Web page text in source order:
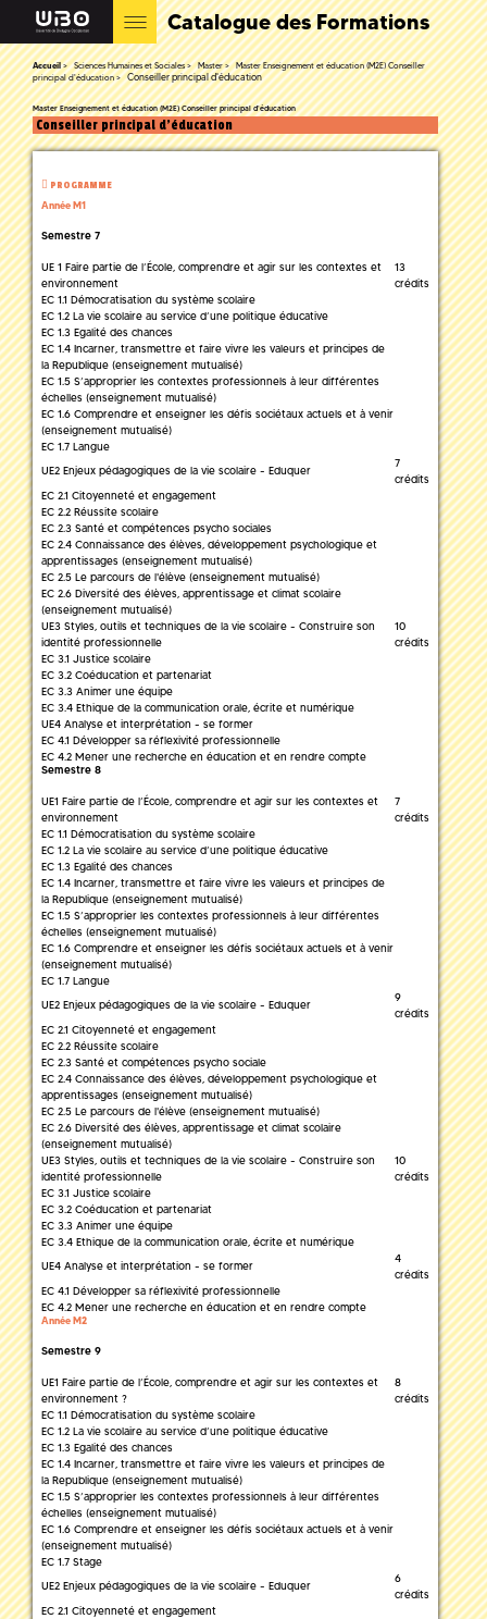
Catalogue des Formations
Accueil Sciences Humaines et Sociales Master
Master Enseignement et éducation (M2E) Conseiller
principal d'éducation
Conseiller principal d'éducation
Master Enseignement et éducation (M2E) Conseiller principal d'éducation
Conseiller principal d'éducation
PROGRAMME
Année M1
Semestre 7
UE 1 Faire partie de l’École, comprendre et agir sur les contextes et
environnement
13
crédits
EC 1.1 Démocratisation du système scolaire
EC 1.2 La vie scolaire au service d’une politique éducative
EC 1.3 Egalité des chances
EC 1.4 Incarner, transmettre et faire vivre les valeurs et principes de
la Republique (enseignement mutualisé)
EC 1.5 S’approprier les contextes professionnels à leur différentes
échelles (enseignement mutualisé)
EC 1.6 Comprendre et enseigner les défis sociétaux actuels et à venir
(enseignement mutualisé)
EC 1.7 Langue
UE2 Enjeux pédagogiques de la vie scolaire - Eduquer
7
crédits
EC 2.1 Citoyenneté et engagement
EC 2.2 Réussite scolaire
EC 2.3 Santé et compétences psycho sociales
EC 2.4 Connaissance des élèves, développement psychologique et
apprentissages (enseignement mutualisé)
EC 2.5 Le parcours de l'élève (enseignement mutualisé)
EC 2.6 Diversité des élèves, apprentissage et climat scolaire
(enseignement mutualisé)
UE3 Styles, outils et techniques de la vie scolaire - Construire son
identité professionnelle
10
crédits
EC 3.1 Justice scolaire
EC 3.2 Coéducation et partenariat
EC 3.3 Animer une équipe
EC 3.4 Ethique de la communication orale, écrite et numérique
UE4 Analyse et interprétation - se former
EC 4.1 Développer sa réflexivité professionnelle
EC 4.2 Mener une recherche en éducation et en rendre compte
Semestre 8
UE1 Faire partie de l’École, comprendre et agir sur les contextes et
environnement
7
crédits
EC 1.1 Démocratisation du système scolaire
EC 1.2 La vie scolaire au service d’une politique éducative
EC 1.3 Egalité des chances
EC 1.4 Incarner, transmettre et faire vivre les valeurs et principes de
la Republique (enseignement mutualisé)
EC 1.5 S’approprier les contextes professionnels à leur différentes
échelles (enseignement mutualisé)
EC 1.6 Comprendre et enseigner les défis sociétaux actuels et à venir
(enseignement mutualisé)
EC 1.7 Langue
UE2 Enjeux pédagogiques de la vie scolaire - Eduquer
9
crédits
EC 2.1 Citoyenneté et engagement
EC 2.2 Réussite scolaire
EC 2.3 Santé et compétences psycho sociale
EC 2.4 Connaissance des élèves, développement psychologique et
apprentissages (enseignement mutualisé)
EC 2.5 Le parcours de l'élève (enseignement mutualisé)
EC 2.6 Diversité des élèves, apprentissage et climat scolaire
(enseignement mutualisé)
UE3 Styles, outils et techniques de la vie scolaire - Construire son
identité professionnelle
10
crédits
EC 3.1 Justice scolaire
EC 3.2 Coéducation et partenariat
EC 3.3 Animer une équipe
EC 3.4 Ethique de la communication orale, écrite et numérique
UE4 Analyse et interprétation - se former
4
crédits
EC 4.1 Développer sa réflexivité professionnelle
EC 4.2 Mener une recherche en éducation et en rendre compte
Année M2
Semestre 9
UE1 Faire partie de l’École, comprendre et agir sur les contextes et
environnement ?
8
crédits
EC 1.1 Démocratisation du système scolaire
EC 1.2 La vie scolaire au service d’une politique éducative
EC 1.3 Egalité des chances
EC 1.4 Incarner, transmettre et faire vivre les valeurs et principes de
la Republique (enseignement mutualisé)
EC 1.5 S’approprier les contextes professionnels à leur différentes
échelles (enseignement mutualisé)
EC 1.6 Comprendre et enseigner les défis sociétaux actuels et à venir
(enseignement mutualisé)
EC 1.7 Stage
UE2 Enjeux pédagogiques de la vie scolaire - Eduquer
6
crédits
EC 2.1 Citoyenneté et engagement